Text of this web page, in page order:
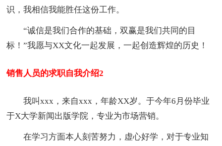
识，我相信我能胜任这份工作。
“诚信是我们合作的基础，双赢是我们共同的目
标！”我愿与XX文化一起发展，一起创造辉煌的历史！
销售人员的求职自我介绍2
我叫xxx，来自xxx，年龄XX岁。于今年6月份毕业
于X大学新闻出版学院，专业为市场营销。
在学习方面本人刻苦努力，虚心好学，对于专业知